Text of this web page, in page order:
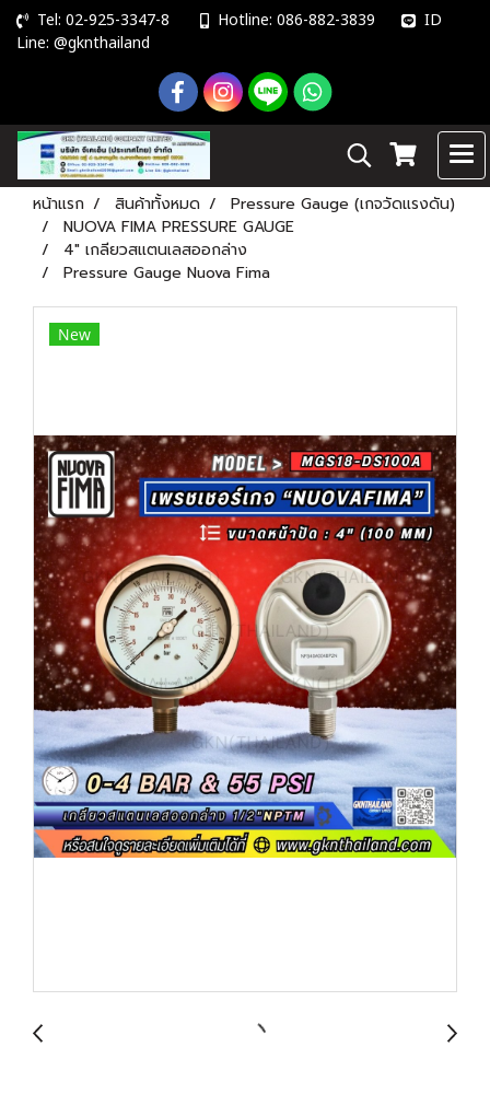
Tel: 02-925-3347-8 Hotline: 086-882-3839 ID
Line: @gknthailand
หน้าแรก สินค้าทั้งหมด
Pressure Gauge (เกจวัดแรงดัน)
NUOVA FIMA PRESSURE GAUGE
4" เกลียวสแตนเลสออกล่าง
Pressure Gauge Nuova Fima
New